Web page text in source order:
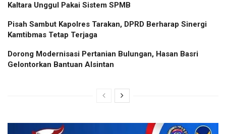
Kaltara Unggul Pakai Sistem SPMB
Pisah Sambut Kapolres Tarakan, DPRD Berharap Sinergi
Kamtibmas Tetap Terjaga
Dorong Modernisasi Pertanian Bulungan, Hasan Basri
Gelontorkan Bantuan Alsintan